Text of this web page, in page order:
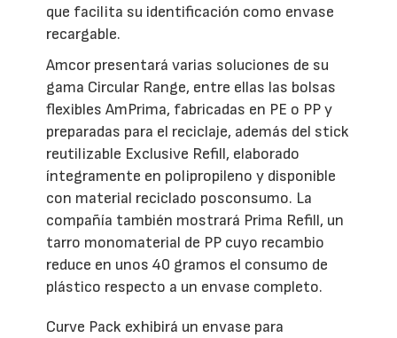
que facilita su identificación como envase
recargable.
Amcor presentará varias soluciones de su
gama Circular Range, entre ellas las bolsas
flexibles AmPrima, fabricadas en PE o PP y
preparadas para el reciclaje, además del stick
reutilizable Exclusive Refill, elaborado
íntegramente en polipropileno y disponible
con material reciclado posconsumo. La
compañía también mostrará Prima Refill, un
tarro monomaterial de PP cuyo recambio
reduce en unos 40 gramos el consumo de
plástico respecto a un envase completo.
Curve Pack exhibirá un envase para